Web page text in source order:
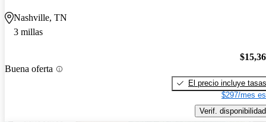
Nashville, TN
3 millas
Buena oferta
El precio incluye tasas
$297/mes
Verif. disponibilidad